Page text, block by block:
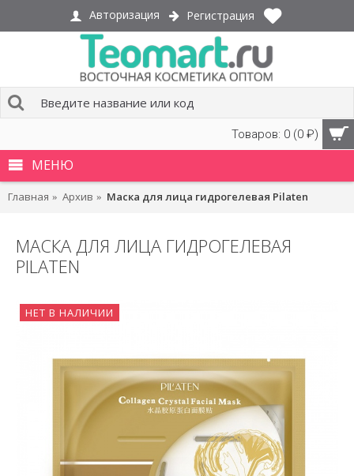
Авторизация Регистрация
Товаров: 0 (0 ₽)
МЕНЮ
Главная Архив Маска для лица гидрогелевая Pilaten
МАСКА ДЛЯ ЛИЦА ГИДРОГЕЛЕВАЯ
PILATEN
НЕТ В НАЛИЧИИ